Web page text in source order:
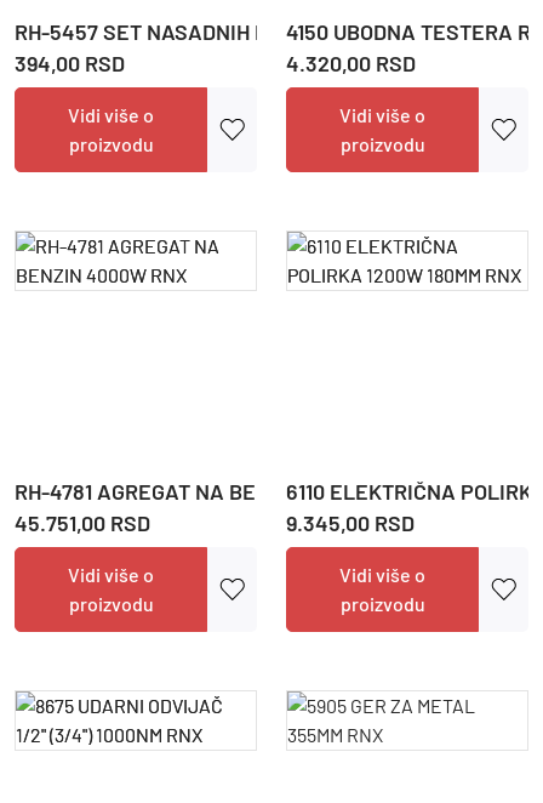
RH-5457 SET NASADNIH KLJUČEVA ZA ŠRAFILICU RNX
394,00 RSD
Vidi više o
proizvodu
4150 UBODNA TESTERA
4.320,00 RSD
Vidi više o
proizvodu
RH-4781 AGREGAT NA BENZIN 4000W RNX
45.751,00 RSD
Vidi više o
proizvodu
6110 ELEKTRIČNA
9.345,00 RSD
Vidi više o
proizvodu